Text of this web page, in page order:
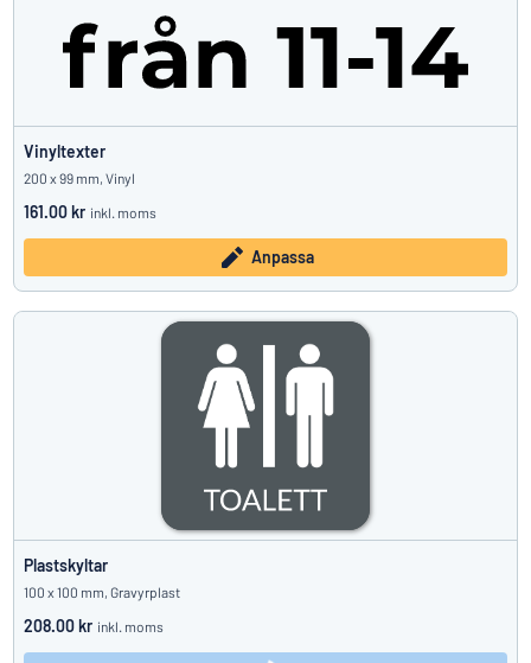
Privatperson / Företag
Vinyltexter
200 x 99 mm, Vinyl
161.00 kr inkl. moms
Anpassa
Plastskyltar
100 x 100 mm, Gravyrplast
208.00 kr inkl. moms